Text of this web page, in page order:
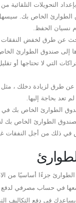
بإعداد التحويلات التلقائية
الطوارئ الخاص بك.
نسيان الحفظ.
عن طرق لخفض النفقات
إلى صندوق الطوارئ
التي لا تحتاجها أو
عن طرق لزيادة دخلك ،
تعد بحاجة إليها.
الطوارئ الخاص بك في
الطوارئ الخاص بك
في ذلك من أجل النفقات
جزءًا أساسيًا من
في حساب مصرفي لدفع
في دفع التكاليف